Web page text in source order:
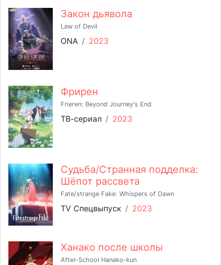
Закон дьявола
Law of Devil
ONA / 2023
Фрирен
Frieren: Beyond Journey's End
ТВ-сериал / 2023
Судьба/Странная подделка:
Шёпот рассвета
Fate/strange Fake: Whispers of Dawn
TV Спецвыпуск / 2023
Ханако после школы
After-School Hanako-kun